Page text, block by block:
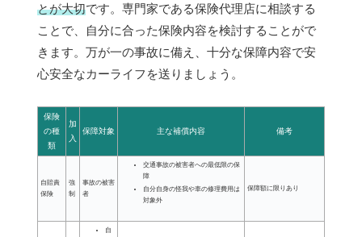
とが大切です。専門家である保険代理店に相談する
ことで、自分に合った保険内容を検討することがで
きます。万が一の事故に備え、十分な保障内容で安
心安全なカーライフを送りましょう。
保険
の種
類
加
入
保障対象 主な補償内容 備考
自賠責
保険
強
制
事故の被害
者
交通事故の被害者への最低限の保
障
自分自身の怪我や車の修理費用は
対象外
保障額に限りあり
自